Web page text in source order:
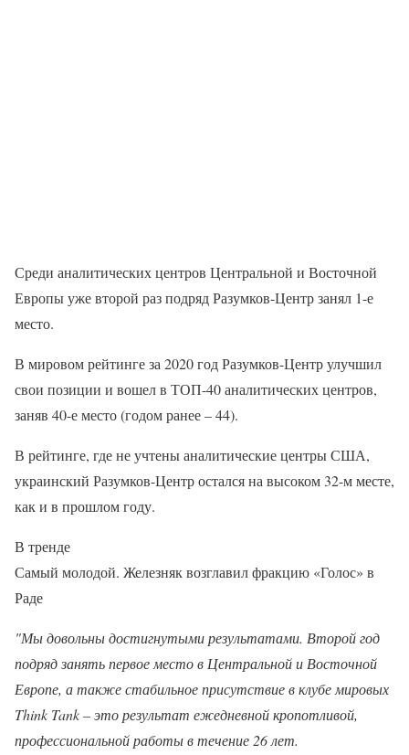
Среди аналитических центров Центральной и Восточной
Европы уже второй раз подряд Разумков-Центр занял 1-е
место.
В мировом рейтинге за 2020 год Разумков-Центр улучшил
свои позиции и вошел в ТОП-40 аналитических центров,
заняв 40-е место (годом ранее – 44).
В рейтинге, где не учтены аналитические центры США,
украинский Разумков-Центр остался на высоком 32-м месте,
как и в прошлом году.
В тренде
Самый молодой. Железняк возглавил фракцию «Голос» в
Раде
"Мы довольны достигнутыми результатами. Второй год
подряд занять первое место в Центральной и Восточной
Европе, а также стабильное присутствие в клубе мировых
Think Tank – это результат ежедневной кропотливой,
профессиональной работы в течение 26 лет.